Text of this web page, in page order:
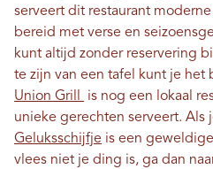
serveert dit restaurant
bereid met verse en
kunt altijd zonder reservering
te zijn van een tafel kunt je het
Union Grill
is nog een lokaal
unieke gerechten serveert. Als
Geluksschijfje is een
vlees niet je ding is, ga dan